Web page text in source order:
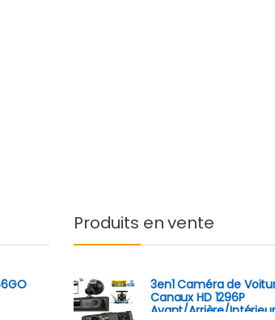
Produits en vente
3en1 Caméra de
Canaux HD 1296P
Avant/Arrière/